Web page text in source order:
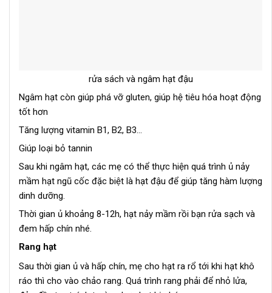
rửa sách và ngâm hạt đậu
Ngâm hạt còn giúp phá vỡ gluten, giúp hệ tiêu hóa hoạt động
tốt hơn
Tăng lượng vitamin B1, B2, B3…
Giúp loại bỏ tannin
Sau khi ngâm hạt, các mẹ có thể thực hiện quá trình ủ nảy
mầm hạt ngũ cốc đặc biệt là hạt đậu để giúp tăng hàm lượng
dinh dưỡng.
Thời gian ủ khoảng 8-12h, hạt nảy mầm rồi bạn rửa sạch và
đem hấp chín nhé.
Rang hạt
Sau thời gian ủ và hấp chín, mẹ cho hạt ra rổ tới khi hạt khô
ráo thì cho vào chảo rang. Quá trình rang phải để nhỏ lửa,